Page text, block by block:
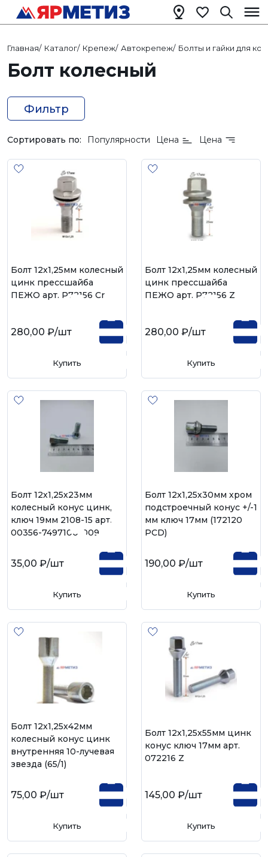
Главная/ Каталог/ Крепеж/ Автокрепеж/ Болты и гайки для
Болт колесный
Фильтр
Сортировать по: Популярности Цена Цена
Болт 12х1,25мм колесный
цинк прессшайба
ПЕЖО арт. P72156 Cr
280,00 ₽/шт
Купить
Болт 12х1,25мм колесный
цинк прессшайба
ПЕЖО арт. P72156 Z
280,00 ₽/шт
Купить
Болт 12х1,25х23мм
колесный конус цинк,
ключ 19мм 2108-15 арт.
00356-7497100-009
35,00 ₽/шт
Купить
Болт 12х1,25х30мм хром
подстроечный конус +/-1
мм ключ 17мм (172120
PCD)
190,00 ₽/шт
Купить
Болт 12х1,25х42мм
колесный конус цинк
внутренняя 10-лучевая
звезда (65/1)
75,00 ₽/шт
Купить
Болт 12х1,25х55мм цинк
конус ключ 17мм арт.
072216 Z
145,00 ₽/шт
Купить